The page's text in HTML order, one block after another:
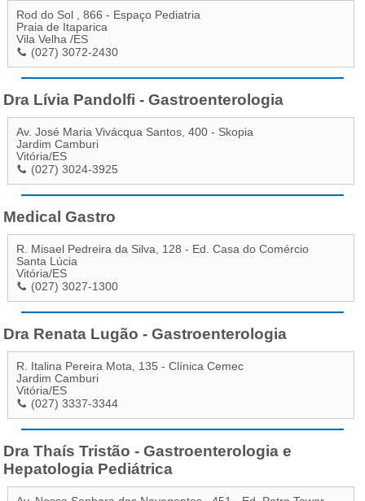
Rod do Sol , 866 - Espaço Pediatria
Praia de Itaparica
Vila Velha /ES
(027) 3072-2430
Dra Lívia Pandolfi - Gastroenterologia
Av. José Maria Vivácqua Santos, 400 - Skopia
Jardim Camburi
Vitória/ES
(027) 3024-3925
Medical Gastro
R. Misael Pedreira da Silva, 128 - Ed. Casa do Comércio
Santa Lúcia
Vitória/ES
(027) 3027-1300
Dra Renata Lugão - Gastroenterologia
R. Italina Pereira Mota, 135 - Clínica Cemec
Jardim Camburi
Vitória/ES
(027) 3337-3344
Dra Thaís Tristão - Gastroenterologia e
Hepatologia Pediátrica